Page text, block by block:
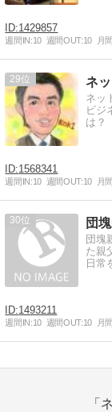
1429857
週間IN:10 週間OUT:10 月
29 ネ
ネッ
ビジ
は？
1568341
週間IN:10 週間OUT:10 月
30 団
団塊
た親
日常
1493211
週間IN:10 週間OUT:10 月
「